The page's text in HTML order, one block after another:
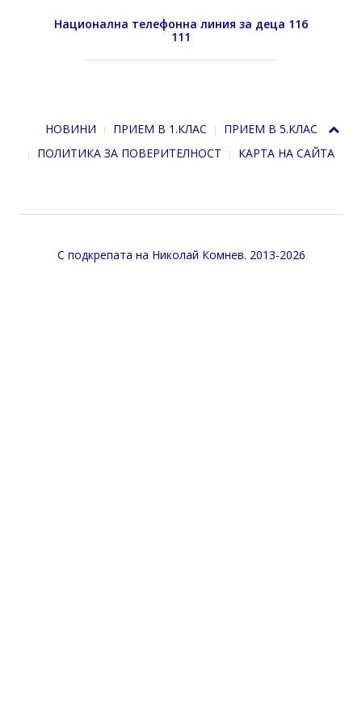
Национална телефонна линия за деца 116
111
НОВИНИ ПРИЕМ В 1.КЛАС
ПРИЕМ В 5.КЛАС
ПОЛИТИКА ЗА ПОВЕРИТЕЛНОСТ
КАРТА НА САЙТА
С подкрепата на Николай Комнев. 2013-2026